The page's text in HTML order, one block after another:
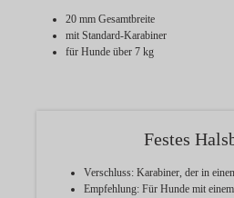
20 mm Gesamtbreite
mit Standard-Karabiner
für Hunde über 7 kg
Festes
Verschluss: Karabiner, der in
Empfehlung: Für Hunde mit